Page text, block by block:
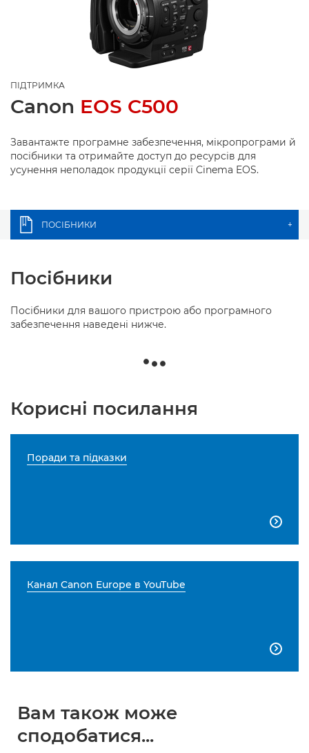
ПІДТРИМКА
Canon EOS C500
Завантажте програмне забезпечення, мікропрограми й
посібники та отримайте доступ до ресурсів для
усунення неполадок продукції серії Cinema EOS.
ПОСІБНИКИ +
Посібники
Посібники для вашого пристрою або програмного
забезпечення наведені нижче.
Корисні посилання
Поради та підказки

Канал Canon Europe в YouTube

Вам також може
сподобатися...